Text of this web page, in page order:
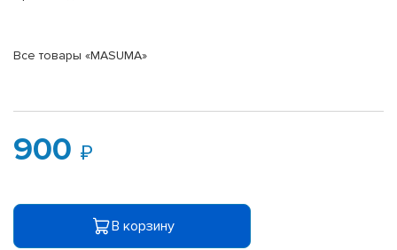
Все товары «MASUMA»
900
В корзину